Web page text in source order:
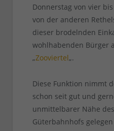
Donnerstag von vier
von der anderen
dieser brodelnden
wohlhabenden Bürger
„Zooviertel„.
Diese Funktion nimmt
schon seit gut und
unmittelbarer Nähe
Güterbahnhofs